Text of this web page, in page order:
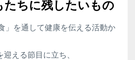
たちに残したいもの
」を通して健康を伝える活動か
える節目に立ち、